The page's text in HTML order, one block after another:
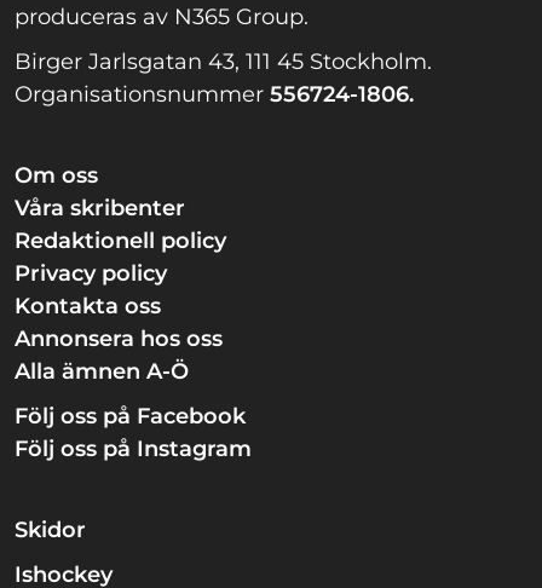
produceras av N365 Group.
Birger Jarlsgatan 43, 111 45 Stockholm.
Organisationsnummer 556724-1806.
Om oss
Våra skribenter
Redaktionell policy
Privacy policy
Kontakta oss
Annonsera hos oss
Alla ämnen A-Ö
Följ oss på Facebook
Följ oss på Instagram
Skidor
Ishockey